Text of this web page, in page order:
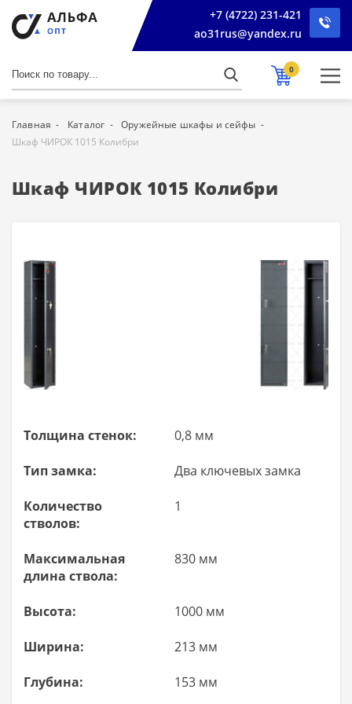
+7 (4722) 231-421
ao31rus@yandex.ru
0
Главная Каталог
Оружейные шкафы и сейфы
Шкаф ЧИРОК 1015 Колибри
Шкаф ЧИРОК 1015 Колибри
Толщина стенок: 0,8 мм
Тип замка: Два ключевых замка
Количество
стволов:
1
Максимальная
длина ствола:
830 мм
Высота: 1000 мм
Ширина: 213 мм
Глубина: 153 мм